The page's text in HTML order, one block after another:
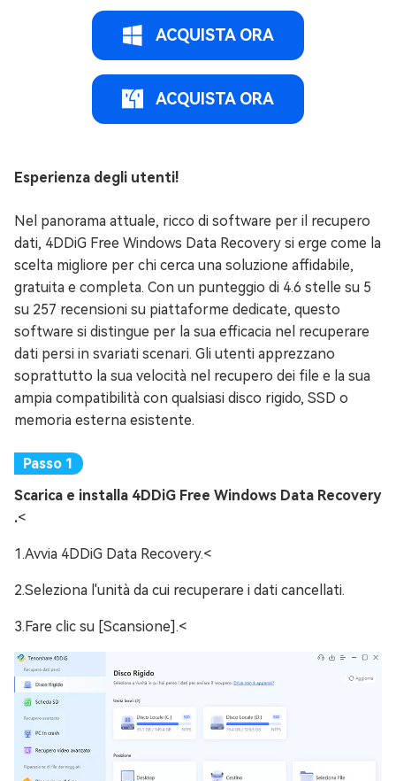
ACQUISTA ORA
ACQUISTA ORA
Esperienza degli utenti!
Nel panorama attuale, ricco di software per il recupero
dati, 4DDiG Free Windows Data Recovery si erge come la
scelta migliore per chi cerca una soluzione affidabile,
gratuita e completa. Con un punteggio di 4.6 stelle su 5
su 257 recensioni su piattaforme dedicate, questo
software si distingue per la sua efficacia nel recuperare
dati persi in svariati scenari. Gli utenti apprezzano
soprattutto la sua velocità nel recupero dei file e la sua
ampia compatibilità con qualsiasi disco rigido, SSD o
memoria esterna esistente.
Scarica e installa 4DDiG Free Windows Data Recovery
.<
1.Avvia 4DDiG Data Recovery.<
2.Seleziona l'unità da cui recuperare i dati cancellati.
3.Fare clic su [Scansione].<